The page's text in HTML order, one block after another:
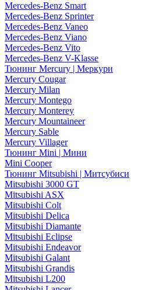
Mercedes-Benz Smart
Mercedes-Benz Sprinter
Mercedes-Benz Vaneo
Mercedes-Benz Viano
Mercedes-Benz Vito
Mercedes-Benz V-Klasse
Тюнинг Mercury | Меркури
Mercury Cougar
Mercury Milan
Mercury Montego
Mercury Monterey
Mercury Mountaineer
Mercury Sable
Mercury Villager
Тюнинг Mini | Мини
Mini Cooper
Тюнинг Mitsubishi | Митсубиси
Mitsubishi 3000 GT
Mitsubishi ASX
Mitsubishi Colt
Mitsubishi Delica
Mitsubishi Diamante
Mitsubishi Eclipse
Mitsubishi Endeavor
Mitsubishi Galant
Mitsubishi Grandis
Mitsubishi L200